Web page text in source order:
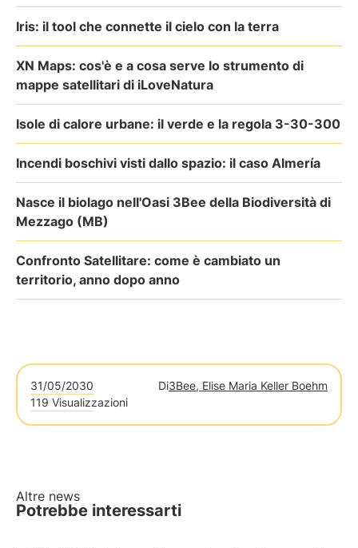
Iris: il tool che connette il cielo con la terra
XN Maps: cos'è e a cosa serve lo strumento di
mappe satellitari di iLoveNatura
Isole di calore urbane: il verde e la regola 3-30-300
Incendi boschivi visti dallo spazio: il caso Almería
Nasce il biolago nell'Oasi 3Bee della Biodiversità di
Mezzago (MB)
Confronto Satellitare: come è cambiato un
territorio, anno dopo anno
31/05/2030 Di3Bee, Elise Maria Keller Boehm
119 Visualizzazioni
Altre news
Potrebbe interessarti